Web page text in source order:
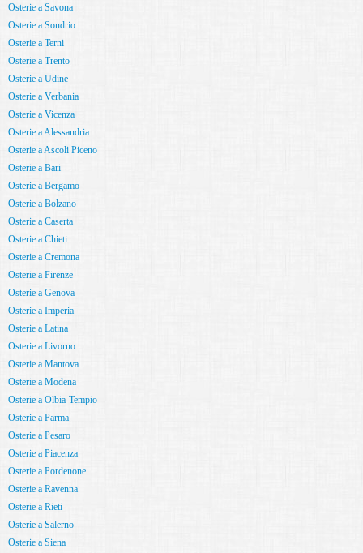
Osterie a Savona
Osterie a Sondrio
Osterie a Terni
Osterie a Trento
Osterie a Udine
Osterie a Verbania
Osterie a Vicenza
Osterie a Alessandria
Osterie a Ascoli Piceno
Osterie a Bari
Osterie a Bergamo
Osterie a Bolzano
Osterie a Caserta
Osterie a Chieti
Osterie a Cremona
Osterie a Firenze
Osterie a Genova
Osterie a Imperia
Osterie a Latina
Osterie a Livorno
Osterie a Mantova
Osterie a Modena
Osterie a Olbia-Tempio
Osterie a Parma
Osterie a Pesaro
Osterie a Piacenza
Osterie a Pordenone
Osterie a Ravenna
Osterie a Rieti
Osterie a Salerno
Osterie a Siena